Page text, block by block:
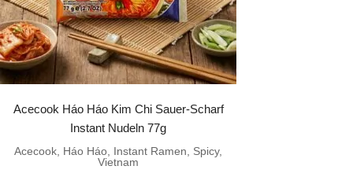
Acecook Háo Háo Kim Chi Sauer-Scharf
Instant Nudeln 77g
Acecook Háo Háo Instant Ramen Spicy,
Vietnam